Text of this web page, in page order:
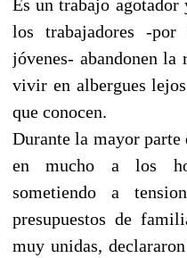
Es un trabajo agotador
los trabajadores -
jóvenes- abandonen la
vivir en albergues
que conocen.
Durante la mayor parte
en mucho a los
sometiendo a
presupuestos de
muy unidas,